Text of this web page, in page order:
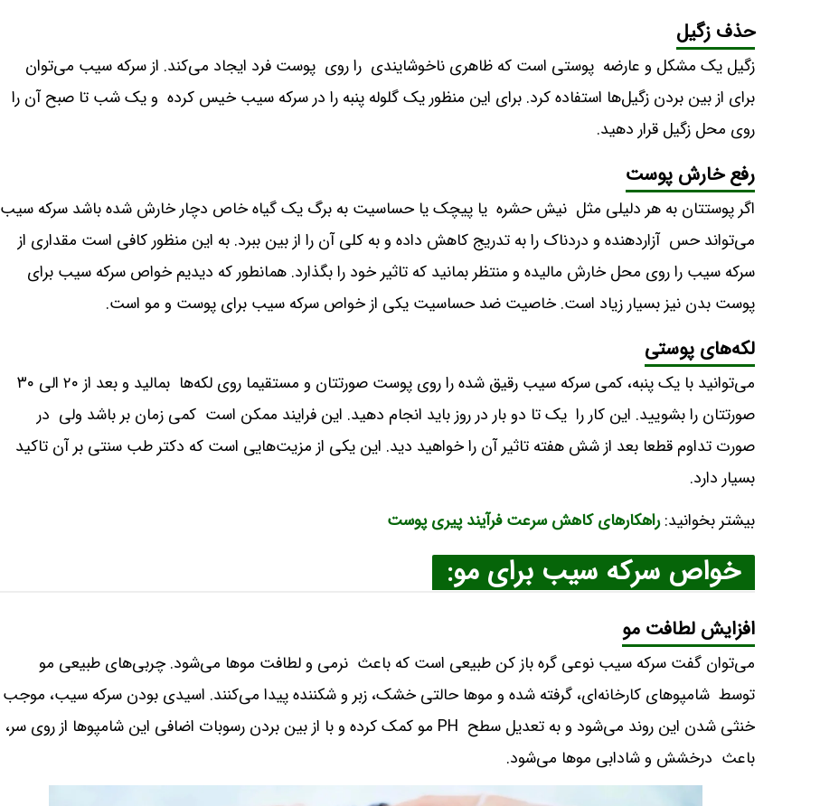
حذف زگیل
زگیل یک مشکل و عارضه پوستی است که ظاهری ناخوشایندی را روی پوست فرد ایجاد می‌کند. از سرکه سیب می‌توان
برای از بین بردن زگیل‌ها استفاده کرد. برای این منظور یک گلوله پنبه را در سرکه سیب خیس کرده و یک شب تا صبح آن را
روی محل زگیل قرار دهید.
رفع خارش پوست
اگر پوستتان به هر دلیلی مثل نیش حشره یا پیچک یا حساسیت به برگ یک گیاه خاص دچار خارش شده باشد سرکه سیب
می‌تواند حس آزاردهنده و دردناک را به تدریج کاهش داده و به کلی آن را از بین ببرد. به این منظور کافی است مقداری از
سرکه سیب را روی محل خارش مالیده و منتظر بمانید که تاثیر خود را بگذارد. همانطور که دیدیم خواص سرکه سیب برای
پوست بدن نیز بسیار زیاد است. خاصیت ضد حساسیت یکی از خواص سرکه سیب برای پوست و مو است.
لکه‌های پوستی
می‌توانید با یک پنبه، کمی سرکه سیب رقیق شده را روی پوست صورتتان و مستقیما روی لکه‌ها بمالید و بعد از ۲۰ الی ۳۰
صورتتان را بشویید. این کار را یک تا دو بار در روز باید انجام دهید. این فرایند ممکن است کمی زمان بر باشد ولی در
صورت تداوم قطعا بعد از شش هفته تاثیر آن را خواهید دید. این یکی از مزیت‌هایی است که دکتر طب سنتی بر آن تاکید
بسیار دارد.
بیشتر بخوانید:راهکارهای کاهش سرعت فرآیند پیری پوست
خواص سرکه سیب برای مو:
افزایش لطافت مو
می‌توان گفت سرکه سیب نوعی گره باز کن طبیعی است که باعث نرمی و لطافت موها می‌شود. چربی‌های طبیعی مو
توسط شامپوهای کارخانه‌ای، گرفته شده و موها حالتی خشک، زبر و شکننده پیدا می‌کنند. اسیدی بودن سرکه سیب، موجب
خنثی شدن این روند می‌شود و به تعدیل سطح PH مو کمک کرده و با از بین بردن رسوبات اضافی این شامپوها از روی سر،
باعث درخشش و شادابی موها می‌شود.